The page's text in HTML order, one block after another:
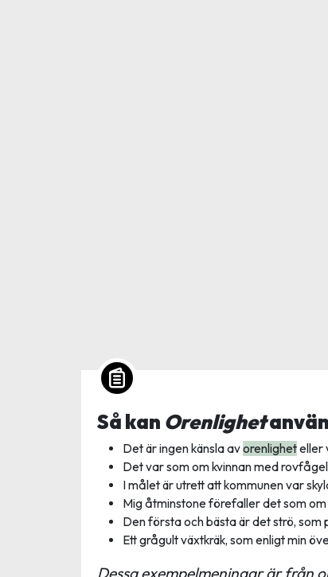
Så kan Orenlighet
Det är ingen känsla avorenligheteller
Det var som om kvinnan med
I målet är utrett att kommunen var
Mig åtminstone förefaller det som
Den första och bästa är det strö,
Ett grågult växtkräk, som enligt min
Dessa exempelmeningar är från